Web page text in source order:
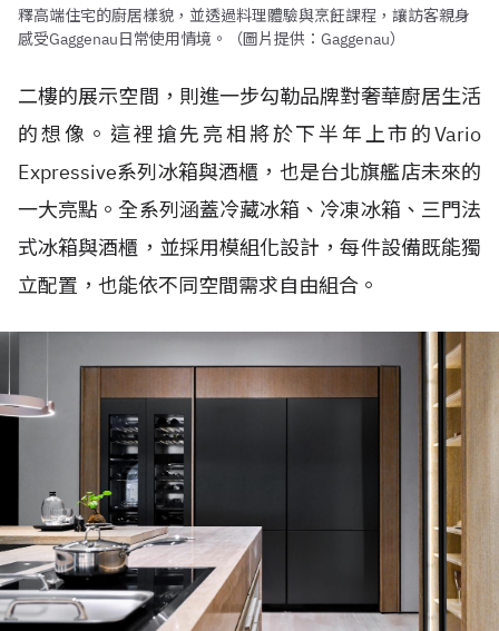
釋高端住宅的廚居樣貌，並透過料理體驗與烹飪課程，讓訪客親身
感受Gaggenau日常使用情境。（圖片提供：Gaggenau）
二樓的展示空間，則進一步勾勒品牌對奢華廚居生活
的想像。這裡搶先亮相將於下半年上市的Vario
Expressive系列冰箱與酒櫃，也是台北旗艦店未來的
一大亮點。全系列涵蓋冷藏冰箱、冷凍冰箱、三門法
式冰箱與酒櫃，並採用模組化設計，每件設備既能獨
立配置，也能依不同空間需求自由組合。